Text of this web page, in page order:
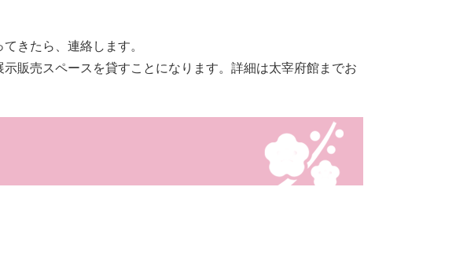
きたら、連絡します。
販売スペースを貸すことになります。詳細は太宰府館までお